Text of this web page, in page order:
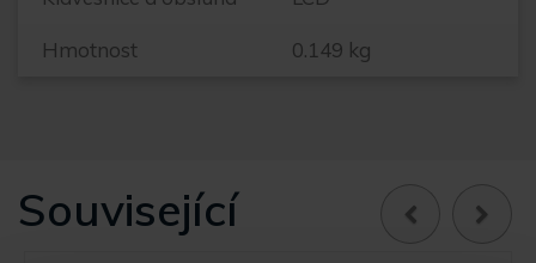
Hmotnost 0.149 kg
Související